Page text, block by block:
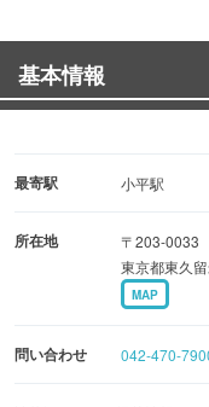
基本情報
最寄駅 小平駅
所在地
〒203-0033
東京都東久
MAP
問い合わせ 042-470-